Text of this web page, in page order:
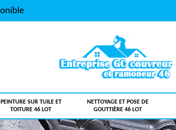
PEINTURE SUR TUILE ET
TOITURE 46 LOT
NETTOYAGE ET POSE DE
GOUTTIÈRE 46 LOT